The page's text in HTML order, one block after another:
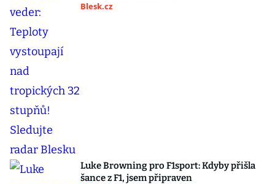
Blesk.cz
Luke Browning pro F1sport: Kdyby přišla
šance z F1, jsem připraven